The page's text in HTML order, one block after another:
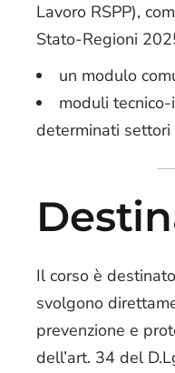
Lavoro RSPP),
Stato-Regioni
un modulo
moduli
determinati
Il corso è
svolgono
prevenzione e
dell’art. 34 del